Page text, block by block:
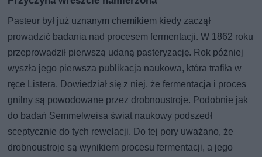
Pasteur był już uznanym chemikiem kiedy zaczął
prowadzić badania nad procesem fermentacji. W 1862 roku
przeprowadził pierwszą udaną pasteryzację. Rok później
wyszła jego pierwsza publikacja naukowa, która trafiła w
ręce Listera. Dowiedział się z niej, że fermentacja i proces
gnilny są powodowane przez drobnoustroje. Podobnie jak
do badań Semmelweisa świat naukowy podszedł
sceptycznie do tych rewelacji. Do tej pory uważano, że
drobnoustroje są wynikiem procesu fermentacji, a jego